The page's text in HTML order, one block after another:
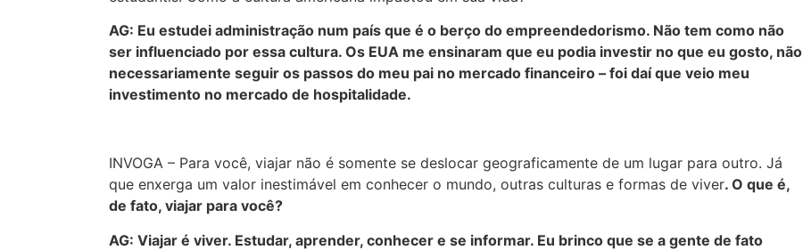
AG: Eu estudei administração num país que é o berço do empreendedorismo. Não tem como não
ser influenciado por essa cultura. Os EUA me ensinaram que eu podia investir no que eu gosto, não
necessariamente seguir os passos do meu pai no mercado financeiro – foi daí que veio meu
investimento no mercado de hospitalidade.
INVOGA – Para você, viajar não é somente se deslocar geograficamente de um lugar para outro. Já
que enxerga um valor inestimável em conhecer o mundo, outras culturas e formas de viver. O que é,
de fato, viajar para você?
AG: Viajar é viver. Estudar, aprender, conhecer e se informar. Eu brinco que se a gente de fato